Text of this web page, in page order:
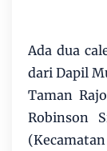
Ada dua
dari Dapil
Taman
Robinson